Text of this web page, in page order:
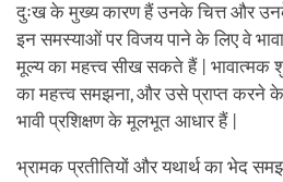
दुःख के मुख्य कारण हैं उनके चित्त और
इन समस्याओं पर विजय पाने के लिए वे
मूल्य का महत्त्व सीख सकते हैं |
का महत्त्व समझना, और उसे प्राप्त करने
भावी प्रशिक्षण के मूलभूत आधार हैं |
भ्रामक प्रतीतियों और यथार्थ का भेद